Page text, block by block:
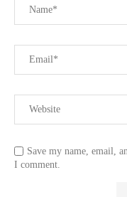
Save my name, email,
I comment.